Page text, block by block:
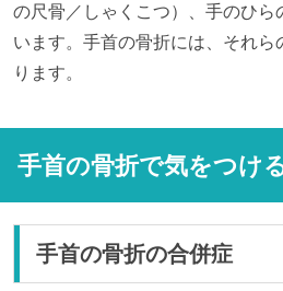
の尺骨／しゃくこつ）、手のひら
います。手首の骨折には、それら
ります。
手首の骨折で気をつけ
手首の骨折の合併症